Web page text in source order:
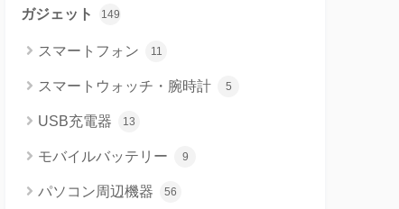
ガジェット 149
スマートフォン 11
スマートウォッチ・腕時計 5
USB充電器 13
モバイルバッテリー 9
パソコン周辺機器 56